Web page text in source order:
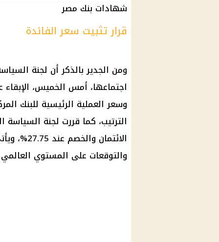
شهادات بنك مصر
قرار تثبيت سعر الفائدة
ومن الجدير بالذكر أن لجنة
اجتماعها، أمس الخميس،
الترتيب، كما قررت لجنة السياسة
الائتمان والخصم عند 27.75%، ويأتي هذا
والتوقعات على المستوي العالمي